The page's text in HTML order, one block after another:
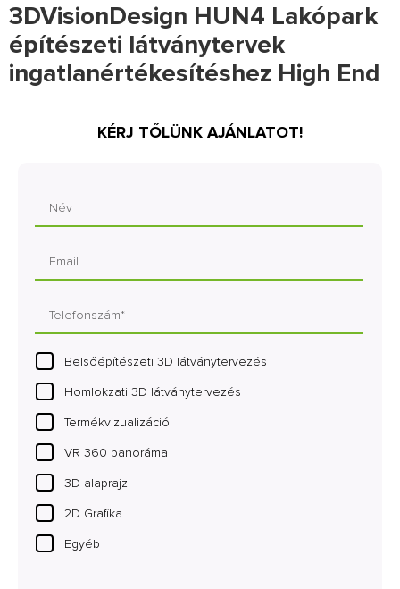
3DVisionDesign HUN4 Lakópark
építészeti látványtervek
ingatlanértékesítéshez High End
KÉRJ TŐLÜNK AJÁNLATOT!
Belsőépítészeti 3D látványtervezés
Homlokzati 3D látványtervezés
Termékvizualizáció
VR 360 panoráma
3D alaprajz
2D Grafika
Egyéb